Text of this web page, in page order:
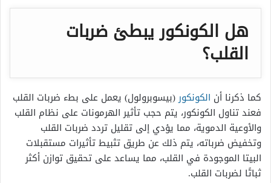
هل الكونكور يبطئ ضربات
القلب؟
كما ذكرنا أن الكونكور(بيسوبرولول) يعمل على بطء ضربات القلب
فعند تناول الكونكور، يتم حجب تأثير الهرمونات على نظام القلب
والأوعية الدموية، مما يؤدي إلى تقليل تردد ضربات القلب
وتخفيض ضرباته، يتم ذلك عن طريق تثبيط تأثيرات مستقبلات
البيتا الموجودة في القلب، مما يساعد على تحقيق توازن أكثر
ثباتًا لضربات القلب.